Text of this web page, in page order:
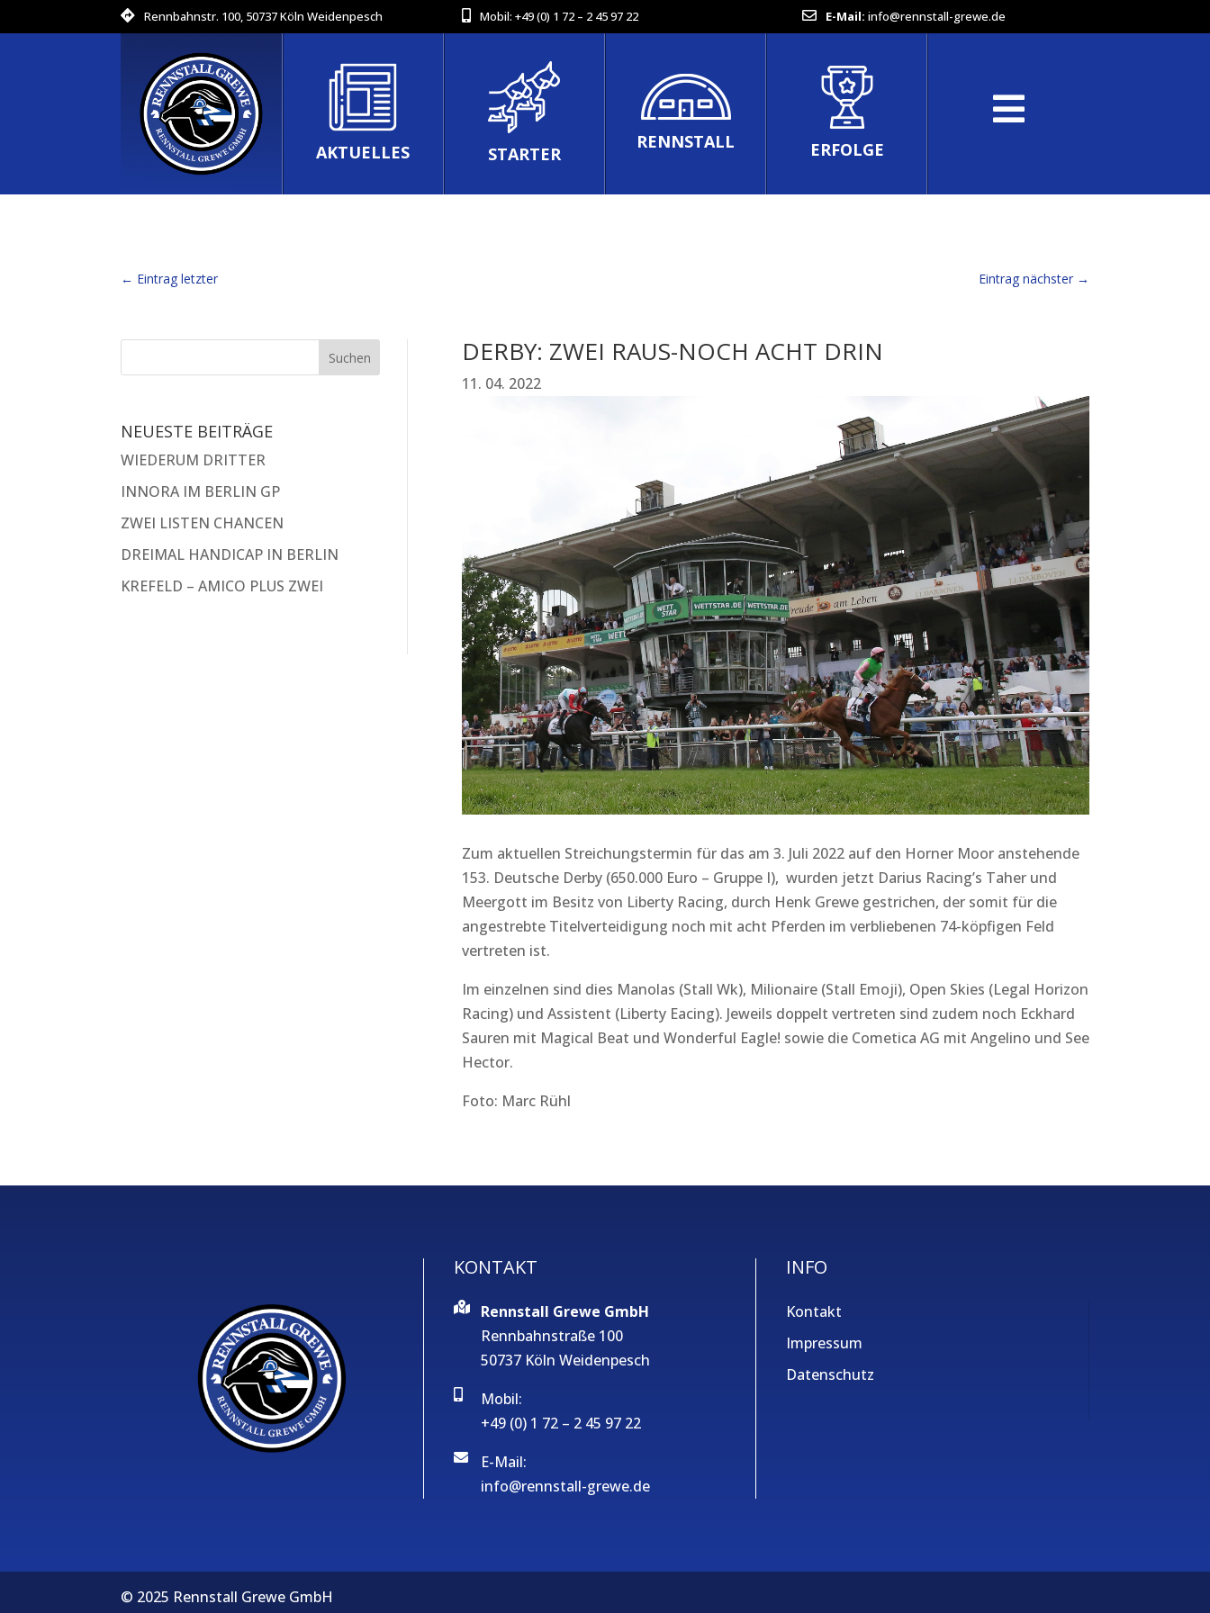
Rennbahnstr. 100, 50737 Köln Weidenpesch Mobil: +49 (0) 1 72 – 2 45 97 22 E-Mail: info@rennstall-grewe.de
AKTUELLES STARTER
RENNSTALL ERFOLGE
← Eintrag letzter Eintrag nächster→
NEUESTE BEITRÄGE
WIEDERUM DRITTER
INNORA IM BERLIN GP
ZWEI LISTEN CHANCEN
DREIMAL HANDICAP IN BERLIN
KREFELD – AMICO PLUS ZWEI
DERBY: ZWEI RAUS-NOCH ACHT DRIN
11. 04. 2022
Zum aktuellen Streichungstermin für das am 3. Juli 2022 auf den Horner Moor anstehende
153. Deutsche Derby (650.000 Euro – Gruppe I), wurden jetzt Darius Racing’s Taher und
Meergott im Besitz von Liberty Racing, durch Henk Grewe gestrichen, der somit für die
angestrebte Titelverteidigung noch mit acht Pferden im verbliebenen 74-köpfigen Feld
vertreten ist.
Im einzelnen sind dies Manolas (Stall Wk), Milionaire (Stall Emoji), Open Skies (Legal Horizon
Racing) und Assistent (Liberty Eacing). Jeweils doppelt vertreten sind zudem noch Eckhard
Sauren mit Magical Beat und Wonderful Eagle! sowie die Cometica AG mit Angelino und See
Hector.
Foto: Marc Rühl
KONTAKT
Rennstall Grewe GmbH
Rennbahnstraße 100
50737 Köln Weidenpesch
Mobil:
+49 (0) 1 72 – 2 45 97 22
E-Mail:
info@rennstall-grewe.de
INFO
Kontakt
Impressum
Datenschutz
© 2025 Rennstall Grewe GmbH